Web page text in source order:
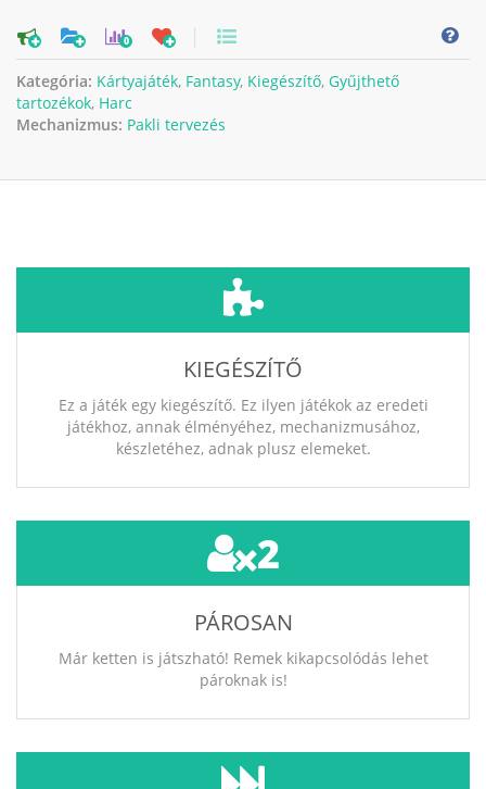
0
Kategória: Kártyajáték, Fantasy, Kiegészítő, Gyűjthető
tartozékok, Harc
Mechanizmus: Pakli tervezés
KIEGÉSZÍTŐ
Ez a játék egy kiegészítő. Ez ilyen játékok az eredeti
játékhoz, annak élményéhez, mechanizmusához,
készletéhez, adnak plusz elemeket.
2
PÁROSAN
Már ketten is játszható! Remek kikapcsolódás lehet
pároknak is!